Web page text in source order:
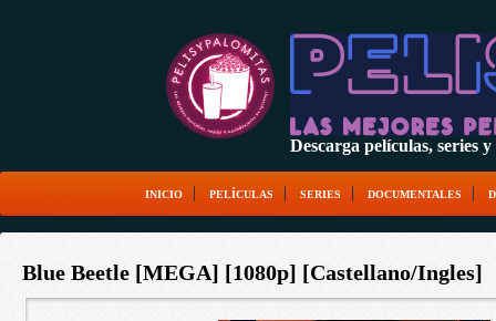
Descarga películas, series
INICIO PELÍCULAS SERIES DOCUMENTALES
Blue Beetle [MEGA] [1080p] [Castellano/Ingles]